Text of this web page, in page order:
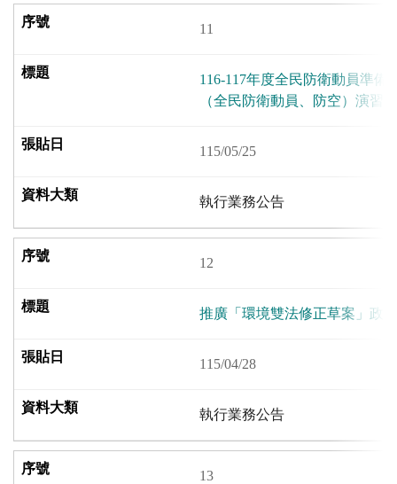
11
116-117年度全民防衛動員準備
（全民防衛動員、防空）演習
115/05/25
執行業務公告
12
推廣「環境雙法修正草案」政
115/04/28
執行業務公告
13